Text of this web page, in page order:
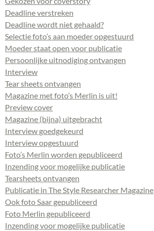
Deadline verstreken
Deadline wordt niet gehaald?
Selectie foto’s aan moeder opgestuurd
Moeder staat open voor publicatie
Persoonlijke uitnodiging ontvangen
Interview
Tear sheets ontvangen
Magazine met foto’s Merlin is uit!
Preview cover
Magazine (bijna) uitgebracht
Interview goedgekeurd
Interview opgestuurd
Foto’s Merlin worden gepubliceerd
Inzending voor mogelijke publicatie
Tearsheets ontvangen
Publicatie in The Style Researcher Magazine
Ook foto Saar gepubliceerd
Foto Merlin gepubliceerd
Inzending voor mogelijke publicatie